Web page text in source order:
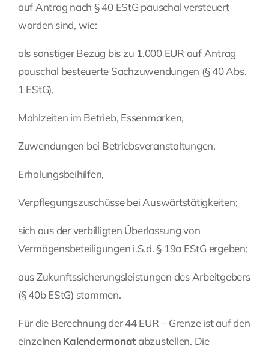
auf Antrag nach § 40 EStG pauschal versteuert
worden sind, wie:
als sonstiger Bezug bis zu 1.000 EUR auf Antrag
pauschal besteuerte Sachzuwendungen (§ 40 Abs.
1 EStG),
Mahlzeiten im Betrieb, Essenmarken,
Zuwendungen bei Betriebsveranstaltungen,
Erholungsbeihilfen,
Verpflegungszuschüsse bei Auswärtstätigkeiten;
sich aus der verbilligten Überlassung von
Vermögensbeteiligungen i.S.d. § 19a EStG ergeben;
aus Zukunftssicherungsleistungen des Arbeitgebers
(§ 40b EStG) stammen.
Für die Berechnung der 44 EUR – Grenze ist auf den
einzelnen Kalendermonatabzustellen. Die